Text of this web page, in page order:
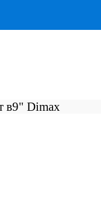
в9" Dimax